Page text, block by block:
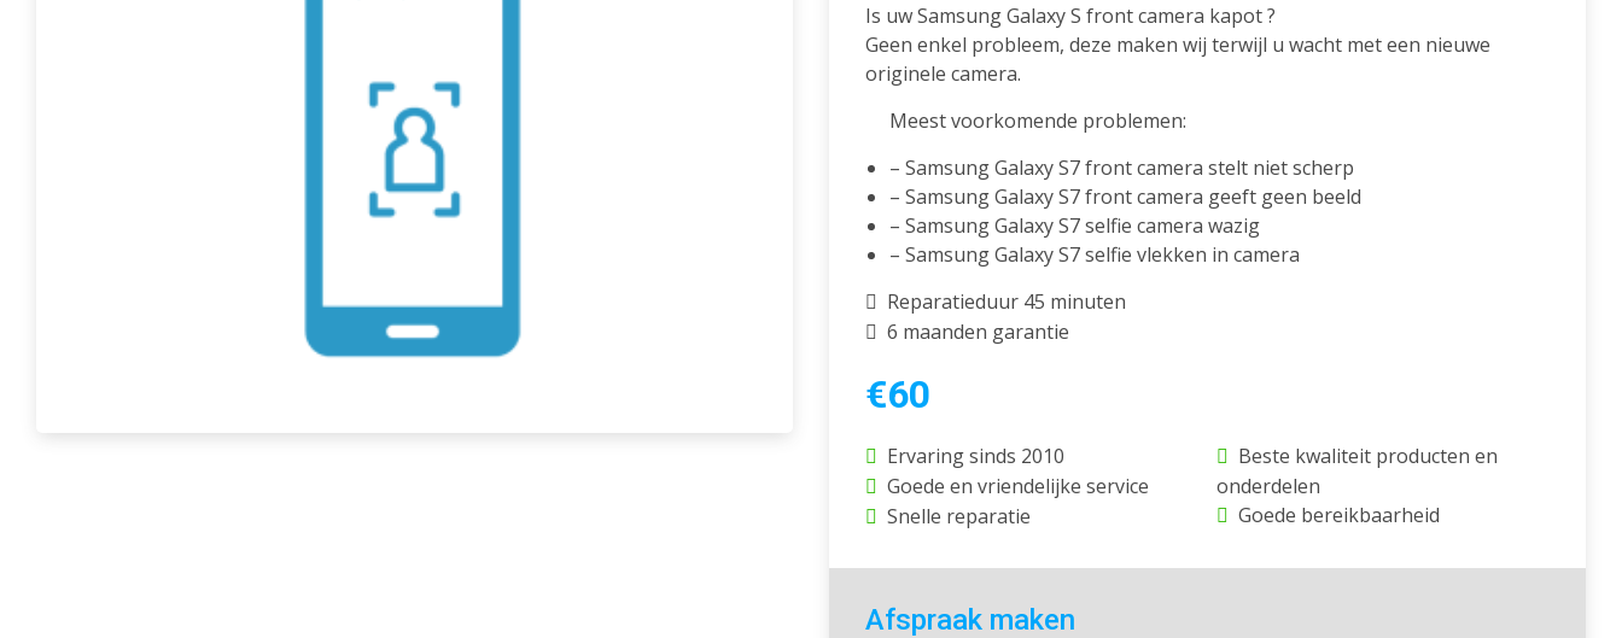
Is uw Samsung Galaxy S front camera kapot ?
Geen enkel probleem, deze maken wij terwijl u wacht met een nieuwe
originele camera.
Meest voorkomende problemen:
– Samsung Galaxy S7 front camera stelt niet scherp
– Samsung Galaxy S7 front camera geeft geen beeld
– Samsung Galaxy S7 selfie camera wazig
– Samsung Galaxy S7 selfie vlekken in camera
Reparatieduur 45 minuten
6 maanden garantie
€60
Ervaring sinds 2010
Goede en vriendelijke service
Snelle reparatie
Beste kwaliteit producten en
onderdelen
Goede bereikbaarheid
Afspraak maken